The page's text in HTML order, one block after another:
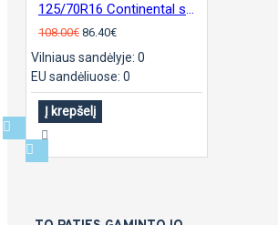
125/70R16 Continental sContact
108.00€ 86.40€
Vilniaus sandėlyje: 0
EU sandėliuose: 0
Į krepšelį